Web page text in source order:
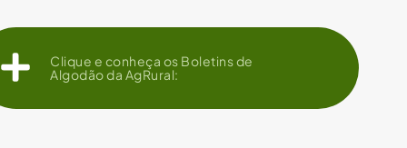
Clique e conheça os Boletins de
Algodão da AgRural: